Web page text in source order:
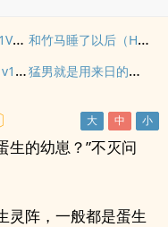
奶狗变狼狗(高H 1V1 年下) 和竹马睡了以后（H）
两小无猜（校园1v1，高H） 猛男就是用来日的（NPH/简）
生的幼崽？”不灭问
灵阵，一般都是蛋生